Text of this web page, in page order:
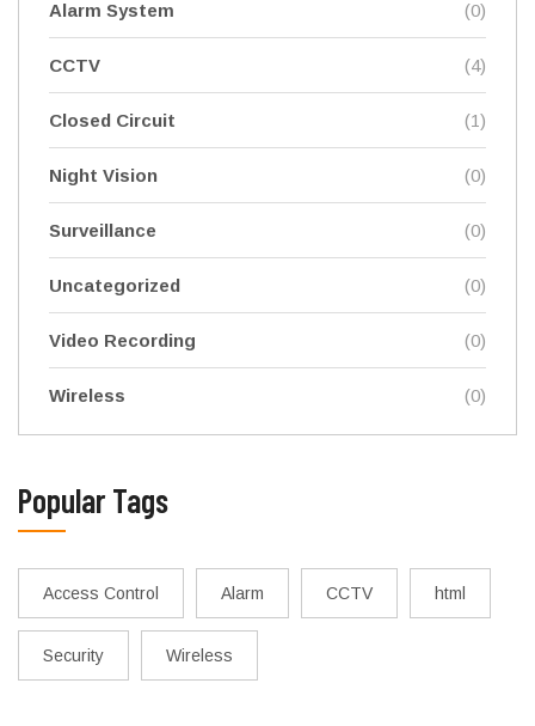
Alarm System (0)
CCTV (4)
Closed Circuit (1)
Night Vision (0)
Surveillance (0)
Uncategorized (0)
Video Recording (0)
Wireless (0)
Popular Tags
Access Control Alarm CCTV html
Security Wireless